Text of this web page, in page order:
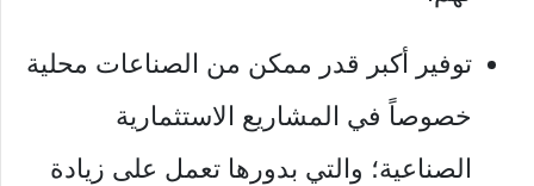
توفير أكبر قدر ممكن من الصناعات محلية
خصوصاً في المشاريع الاستثمارية
الصناعية؛ والتي بدورها تعمل على زيادة